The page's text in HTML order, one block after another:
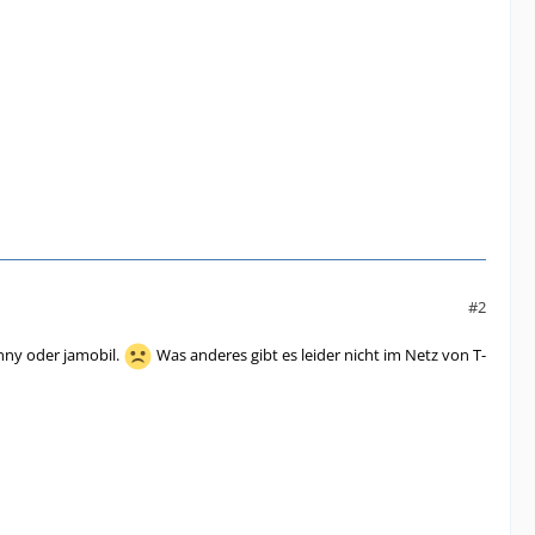
#2
oder jamobil. Was anderes gibt es leider nicht im Netz von T-